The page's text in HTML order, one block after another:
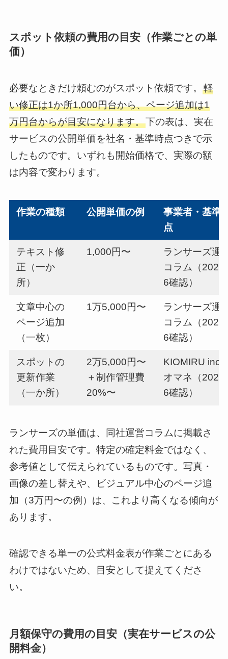
スポット依頼の費用の目安（作業ごとの単
価）
必要なときだけ頼むのがスポット依頼です。 軽
い修正は1か所1,000円台から、ページ追加は1
万円台からが目安になります。下の表は、実在
サービスの公開単価を社名・基準時点つきで示
したものです。いずれも開始価格で、実際の額
は内容で変わります。
作業の種類 公開単価の例
事業者・基準
点
テキスト修
正（一か
所）
1,000円〜
ランサーズ運
コラム（
6確認）
文章中心の
ページ追加
（一枚）
1万5,000円〜
ランサーズ運
コラム（
6確認）
スポットの
更新作業
（一か所）
2万5,000円〜
＋制作管理費
20%〜
KIOMIRU inc
オマネ（
6確認）
ランサーズの単価は、同社運営コラムに掲載さ
れた費用目安です。特定の確定料金ではなく、
参考値として伝えられているものです。写真・
画像の差し替えや、ビジュアル中心のページ追
加（3万円〜の例）は、これより高くなる傾向が
あります。
確認できる単一の公式料金表が作業ごとにある
わけではないため、目安として捉えてくださ
い。
月額保守の費用の目安（実在サービスの公
開料金）